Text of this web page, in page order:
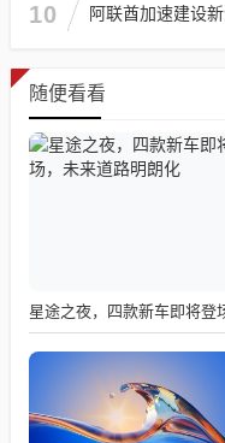
10 阿联酋加速建设
随便看看